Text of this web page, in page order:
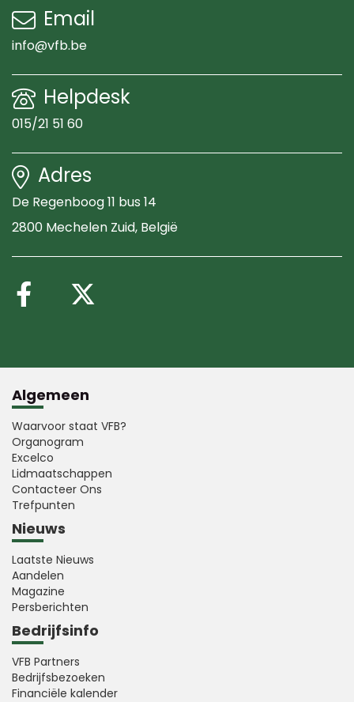
Email
info@vfb.be
Helpdesk
015/21 51 60
Adres
De Regenboog 11 bus 14
2800 Mechelen Zuid, België
Volg ons op Facebook
Algemeen
Waarvoor staat VFB?
Organogram
Excelco
Lidmaatschappen
Contacteer Ons
Trefpunten
Nieuws
Laatste Nieuws
Aandelen
Magazine
Persberichten
Bedrijfsinfo
VFB Partners
Bedrijfsbezoeken
Financiële kalender